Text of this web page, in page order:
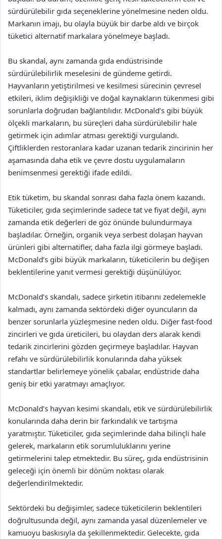
sürdürülebilir gıda seçeneklerine yönelmesine neden oldu.
Markanın imajı, bu olayla büyük bir darbe aldı ve birçok
tüketici alternatif markalara yönelmeye başladı.
Bu skandal, aynı zamanda gıda endüstrisinde
sürdürülebilirlik meselesini de gündeme getirdi.
Hayvanların yetiştirilmesi ve kesilmesi sürecinin çevresel
etkileri, iklim değişikliği ve doğal kaynakların tükenmesi gibi
sorunlarla doğrudan bağlantılıdır. McDonald’s gibi büyük
ölçekli markaların, bu süreçleri daha sürdürülebilir hale
getirmek için adımlar atması gerektiği vurgulandı.
Çiftliklerden restoranlara kadar uzanan tedarik zincirinin her
aşamasında daha etik ve çevre dostu uygulamaların
benimsenmesi gerektiği ifade edildi.
Etik tüketim, bu skandal sonrası daha fazla önem kazandı.
Tüketiciler, gıda seçimlerinde sadece tat ve fiyat değil, aynı
zamanda etik değerleri de göz önünde bulundurmaya
başladılar. Örneğin, organik veya serbest dolaşan hayvan
ürünleri gibi alternatifler, daha fazla ilgi görmeye başladı.
McDonald’s gibi büyük markaların, tüketicilerin bu değişen
beklentilerine yanıt vermesi gerektiği düşünülüyor.
McDonald’s skandalı, sadece şirketin itibarını zedelemekle
kalmadı, aynı zamanda sektördeki diğer oyuncuların da
benzer sorunlarla yüzleşmesine neden oldu. Diğer fast-food
zincirleri ve gıda üreticileri, bu olaydan ders alarak kendi
tedarik zincirlerini gözden geçirmeye başladılar. Hayvan
refahı ve sürdürülebilirlik konularında daha yüksek
standartlar belirlemeye yönelik çabalar, endüstride daha
geniş bir etki yaratmayı amaçlıyor.
McDonald’s hayvan kesimi skandalı, etik ve sürdürülebilirlik
konularında daha derin bir farkındalık ve tartışma
yaratmıştır. Tüketiciler, gıda seçimlerinde daha bilinçli hale
gelerek, markaların etik sorumluluklarını yerine
getirmelerini talep etmektedir. Bu süreç, gıda endüstrisinin
geleceği için önemli bir dönüm noktası olarak
değerlendirilmektedir.
Sektördeki bu değişimler, sadece tüketicilerin beklentileri
doğrultusunda değil, aynı zamanda yasal düzenlemeler ve
kamuoyu baskısıyla da şekillenmektedir. Gelecekte, gıda